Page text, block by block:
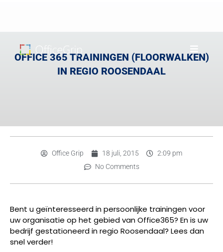
OFFICE 365 TRAININGEN (FLOORWALKEN)
IN REGIO ROOSENDAAL
Office Grip 18 juli, 2015
2:09 pm
No Comments
Bent u geïnteresseerd in persoonlijke trainingen voor
uw organisatie op het gebied van Office365? En is uw
bedrijf gestationeerd in regio Roosendaal? Lees dan
snel verder!